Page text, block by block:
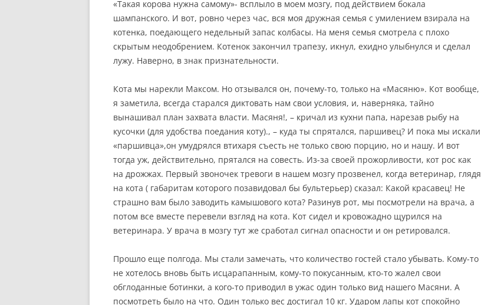
«Такая корова нужна самому»- всплыло в моем мозгу, под действием бокала
шампанского. И вот, ровно через час, вся моя дружная семья с умилением взирала на
котенка, поедающего недельный запас колбасы. На меня семья смотрела с плохо
скрытым неодобрением. Котенок закончил трапезу, икнул, ехидно улыбнулся и сделал
лужу. Наверно, в знак признательности.
Кота мы нарекли Максом. Но отзывался он, почему-то, только на «Масяню». Кот вообще,
я заметила, всегда старался диктовать нам свои условия, и, наверняка, тайно
вынашивал план захвата власти. Масяня!, – кричал из кухни папа, нарезав рыбу на
кусочки (для удобства поедания коту)., – куда ты спрятался, паршивец? И пока мы искали
«паршивца»,он умудрялся втихаря съесть не только свою порцию, но и нашу. И вот
тогда уж, действительно, прятался на совесть. Из-за своей прожорливости, кот рос как
на дрожжах. Первый звоночек тревоги в нашем мозгу прозвенел, когда ветеринар, глядя
на кота ( габаритам которого позавидовал бы бультерьер) сказал: Какой красавец! Не
страшно вам было заводить камышового кота? Разинув рот, мы посмотрели на врача, а
потом все вместе перевели взгляд на кота. Кот сидел и кровожадно щурился на
ветеринара. У врача в мозгу тут же сработал сигнал опасности и он ретировался.
Прошло еще полгода. Мы стали замечать, что количество гостей стало убывать. Кому-то
не хотелось вновь быть исцарапанным, кому-то покусанным, кто-то жалел свои
обглоданные ботинки, а кого-то приводил в ужас один только вид нашего Масяни. А
посмотреть было на что. Один только вес достигал 10 кг. Ударом лапы кот спокойно